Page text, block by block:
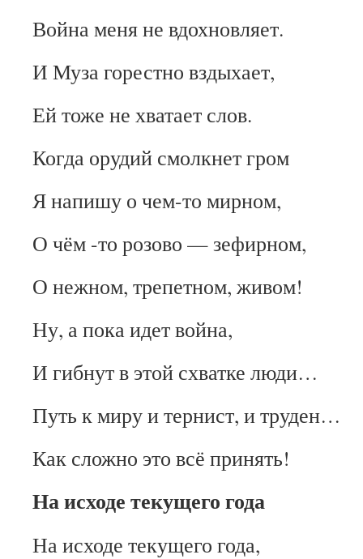
Война меня не вдохновляет.
И Муза горестно вздыхает,
Ей тоже не хватает слов.
Когда орудий смолкнет гром
Я напишу о чем-то мирном,
О чём -то розово — зефирном,
О нежном, трепетном, живом!
Ну, а пока идет война,
И гибнут в этой схватке люди…
Путь к миру и тернист, и труден…
Как сложно это всё принять!
На исходе текущего года
На исходе текущего года,